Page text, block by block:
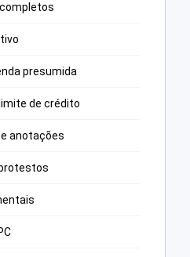
presumida
de crédito
anotações